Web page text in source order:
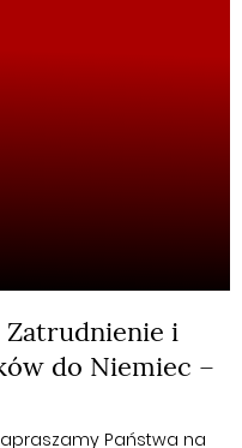
Zatrudnienie i
do Niemiec –
Państwa na